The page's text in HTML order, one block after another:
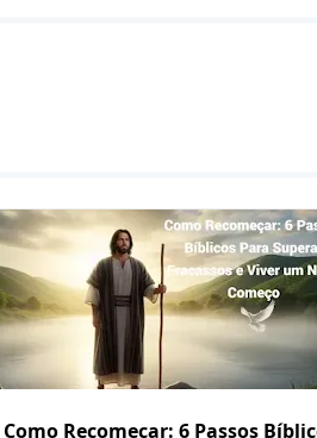
Como Recomeçar: 6 Passos